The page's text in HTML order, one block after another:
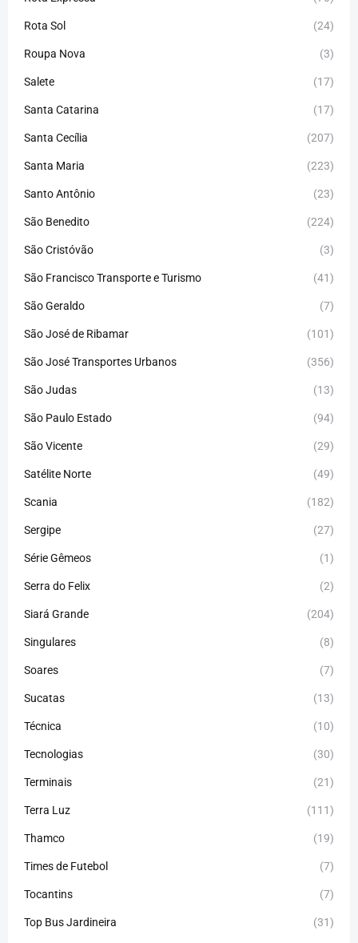
Rota Sol (24)
Roupa Nova (3)
Salete (17)
Santa Catarina (17)
Santa Cecília (207)
Santa Maria (223)
Santo Antônio (23)
São Benedito (224)
São Cristóvão (3)
São Francisco Transporte e Turismo (41)
São Geraldo (7)
São José de Ribamar (101)
São José Transportes Urbanos (356)
São Judas (13)
São Paulo Estado (94)
São Vicente (29)
Satélite Norte (49)
Scania (182)
Sergipe (27)
Série Gêmeos (1)
Serra do Felix (2)
Siará Grande (204)
Singulares (8)
Soares (7)
Sucatas (13)
Técnica (10)
Tecnologias (30)
Terminais (21)
Terra Luz (111)
Thamco (19)
Times de Futebol (7)
Tocantins (7)
Top Bus Jardineira (31)